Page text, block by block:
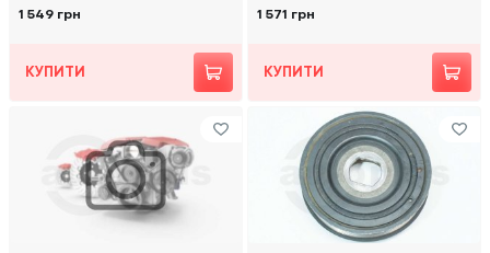
1 549 грн
КУПИТИ
1 571 грн
КУПИТИ